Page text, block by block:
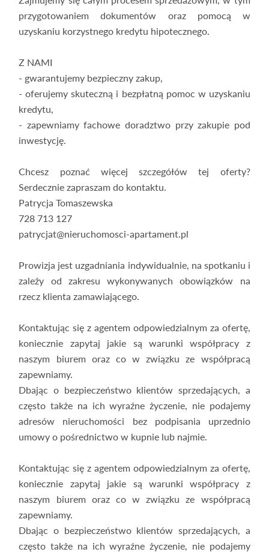
przygotowaniem dokumentów oraz pomocą w
uzyskaniu korzystnego kredytu hipotecznego.
Z NAMI
- gwarantujemy bezpieczny zakup,
- oferujemy skuteczną i bezpłatną pomoc w uzyskaniu
kredytu,
- zapewniamy fachowe doradztwo przy zakupie pod
inwestycję.
Chcesz poznać więcej szczegółów tej oferty?
Serdecznie zapraszam do kontaktu.
Patrycja Tomaszewska
728 713 127
patrycjat@nieruchomosci-apartament.pl
Prowizja jest uzgadniania indywidualnie, na spotkaniu i
zależy od zakresu wykonywanych obowiązków na
rzecz klienta zamawiającego.
Kontaktując się z agentem odpowiedzialnym za ofertę,
koniecznie zapytaj jakie są warunki współpracy z
naszym biurem oraz co w związku ze współpracą
zapewniamy.
Dbając o bezpieczeństwo klientów sprzedających, a
często także na ich wyraźne życzenie, nie podajemy
adresów nieruchomości bez podpisania uprzednio
umowy o pośrednictwo w kupnie lub najmie.
Kontaktując się z agentem odpowiedzialnym za ofertę,
koniecznie zapytaj jakie są warunki współpracy z
naszym biurem oraz co w związku ze współpracą
zapewniamy.
Dbając o bezpieczeństwo klientów sprzedających, a
często także na ich wyraźne życzenie, nie podajemy